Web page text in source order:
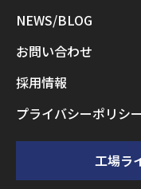
NEWS/BLOG
お問い合わせ
採用情報
プライバシーポリシー
工場ラ